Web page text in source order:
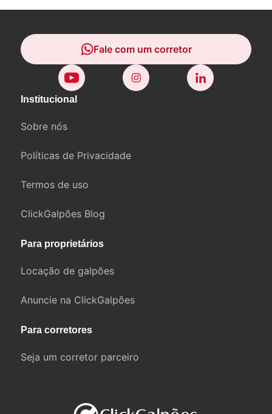
Institucional
Sobre nós
Políticas de Privacidade
Termos de uso
ClickGalpões Blog
Para proprietários
Locação de galpões
Anuncie na ClickGalpões
Para corretores
Seja um corretor parceiro
Fale com um corretor